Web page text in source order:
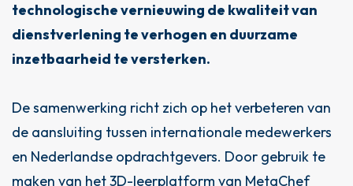
technologische vernieuwing de kwaliteit van
dienstverlening te verhogen en duurzame
inzetbaarheid te versterken.
De samenwerking richt zich op het verbeteren van
de aansluiting tussen internationale medewerkers
en Nederlandse opdrachtgevers. Door gebruik te
maken van het 3D-leerplatform van MetaChef